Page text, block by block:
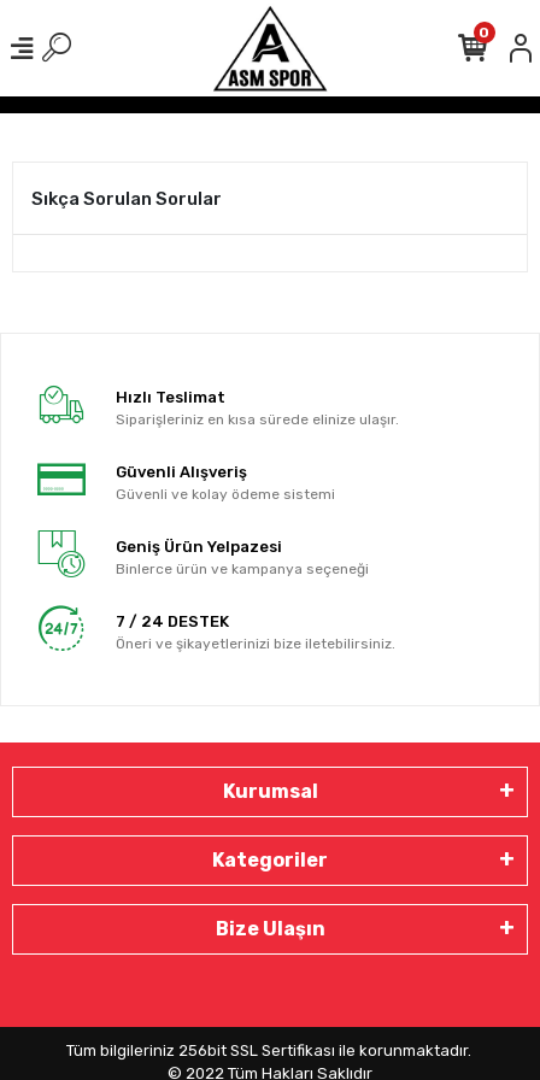
Kargo Ücretsiz! 500 TL Üzeri Tüm
0
Sıkça Sorulan Sorular
Hızlı Teslimat
Siparişleriniz en kısa sürede elinize ulaşır.
Güvenli Alışveriş
Güvenli ve kolay ödeme sistemi
Geniş Ürün Yelpazesi
Binlerce ürün ve kampanya seçeneği
7 / 24 DESTEK
Öneri ve şikayetlerinizi bize iletebilirsiniz.
Kurumsal
Kategoriler
Bize Ulaşın
Tüm bilgileriniz 256bit SSL Sertifikası ile korunmaktadır.
© 2022 Tüm Hakları Saklıdır